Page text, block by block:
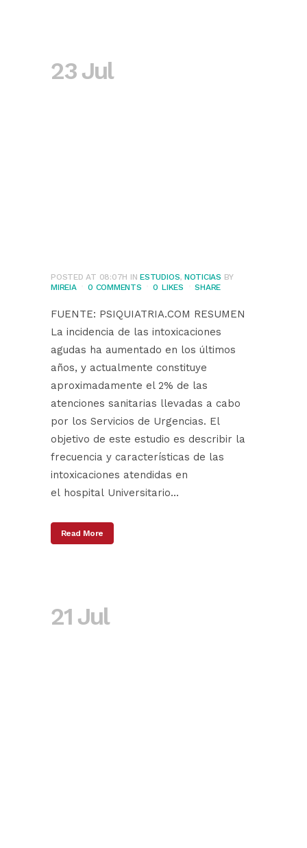
23 Jul
POSTED AT 08:07H INESTUDIOS, NOTICIAS BY
MIREIA
0 COMMENTS 0 LIKES SHARE
FUENTE: PSIQUIATRIA.COM RESUMEN
La incidencia de las intoxicaciones
agudas ha aumentado en los últimos
años, y actualmente constituye
aproximadamente el 2% de las
atenciones sanitarias llevadas a cabo
por los Servicios de Urgencias. El
objetivo de este estudio es describir la
frecuencia y características de las
intoxicaciones atendidas en
el hospital Universitario...
Read More
21 Jul